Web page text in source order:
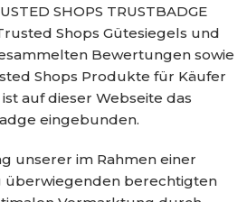
SHOPS TRUSTBADGE
Shops Gütesiegels und
Bewertungen sowie
Shops Produkte für Käufer
auf dieser Webseite das
eingebunden.
unserer im Rahmen einer
überwiegenden berechtigten